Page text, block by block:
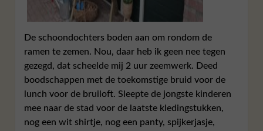
De schoondochters boden aan om rondom de
ramen te zemen. Nou, daar heb ik geen nee tegen
gezegd, dat scheelde mij 2 uur zeemwerk. Deed
boodschappen met de toekomstige bruid voor de
lunch voor de bruiloft. Sleepte de jongste kinderen
mee naar de stad voor de laatste kledingstukken,
nog een wit shirtje, nog een panty, spijkerjasje,